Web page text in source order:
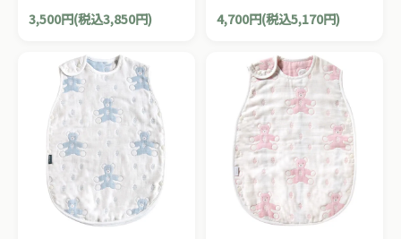
姿勢からくる肩やくびのこり
を軽減するBOBOの授乳クッ
3,500円(税込3,850円)
ーズの６重ガーゼスリーパー
です。赤ちゃんの寝冷え防止
4,700円(税込5,170円)